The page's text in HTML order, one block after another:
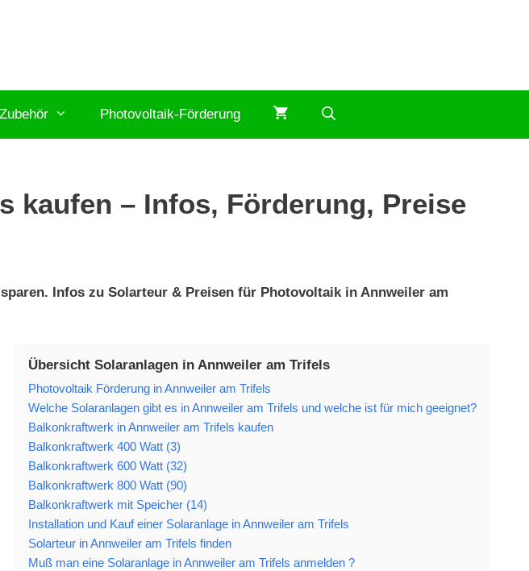
Zubehör Photovoltaik-Förderung
kaufen – Infos, Förderung, Preise
Infos zu Solarteur & Preisen für Photovoltaik in Annweiler am
Übersicht Solaranlagen in Annweiler am Trifels
Photovoltaik Förderung in Annweiler am Trifels
Welche Solaranlagen gibt es in Annweiler am Trifels und welche ist für mich geeignet?
Balkonkraftwerk in Annweiler am Trifels kaufen
Balkonkraftwerk 400 Watt (3)
Balkonkraftwerk 600 Watt (32)
Balkonkraftwerk 800 Watt (90)
Balkonkraftwerk mit Speicher (14)
Installation und Kauf einer Solaranlage in Annweiler am Trifels
Solarteur in Annweiler am Trifels finden
Muß man eine Solaranlage in Annweiler am Trifels anmelden ?